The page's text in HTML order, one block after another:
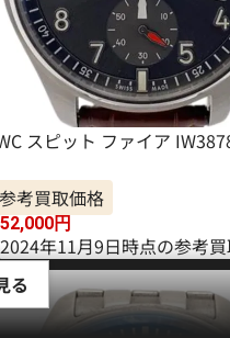
スピット ファイア
参考買取価格
円
年11月9日時点の参考
る